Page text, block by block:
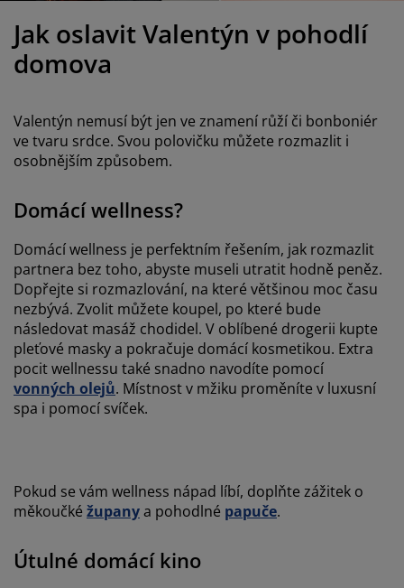
skříněrámy s úložným prostorem
matrace
o nábytek/doplňky
osvětlení
Jak oslavit Valentýn v pohodlí
domova
Valentýn nemusí být jen ve znamení růží či bonboniér
ve tvaru srdce. Svou polovičku můžete rozmazlit i
osobnějším způsobem.
Domácí wellness?
Domácí wellness je perfektním řešením, jak rozmazlit
partnera bez toho, abyste museli utratit hodně peněz.
Dopřejte si rozmazlování, na které většinou moc času
nezbývá. Zvolit můžete koupel, po které bude
následovat masáž chodidel. V oblíbené drogerii kupte
pleťové masky a pokračuje domácí kosmetikou. Extra
pocit wellnessu také snadno navodíte pomocí
vonných olejů. Místnost v mžiku proměníte v luxusní
spa i pomocí svíček.
Pokud se vám wellness nápad líbí, doplňte zážitek o
měkoučké županya pohodlné papuče.
Útulné domácí kino